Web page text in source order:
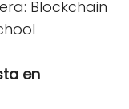
Blockchain
en